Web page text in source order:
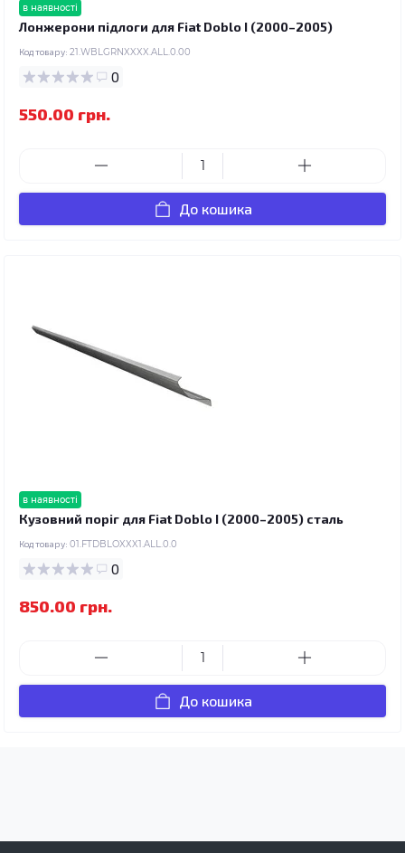
в наявності
Лонжерони підлоги для Fiat Doblo I (2000–2005)
Код товару: 21.WBLGRNXXXX.ALL.0.00
0
550.00 грн.
До кошика
в наявності
Кузовний поріг для Fiat Doblo I (2000–2005) сталь
Код товару: 01.FTDBLOXXX1.ALL.0.0
0
850.00 грн.
До кошика